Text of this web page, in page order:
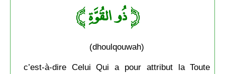
﴿ذُو القُوَّةِ ﴾
(dhoulqouwah)
c’est-à-dire Celui Qui a pour attribut la Toute